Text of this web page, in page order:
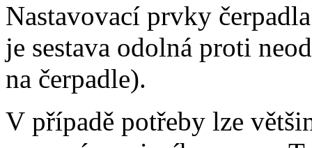
Nastavovací prvky
je sestava odolná proti
na čerpadle).
V případě potřeby lze